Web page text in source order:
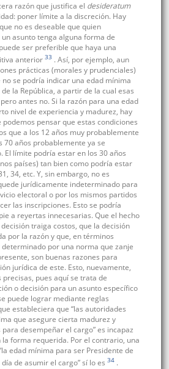
razón que justifica el desideratum
poner límite a la discreción. Hay
no es deseable que quien
asunto tenga alguna forma de
ser preferible que haya una
anterior 33 . Así, por ejemplo, aun
prácticas (morales y prudenciales)
se podría indicar una edad mínima
la República, a partir de la cual esas
antes no. Si la razón para una edad
nivel de experiencia y madurez, hay
pensar que estas condiciones
que a los 12 años muy probablemente
70 años probablemente ya se
El límite podría estar en los 30 años
países) tan bien como podría estar
34, etc. Y, sin embargo, no es
jurídicamente indeterminado para
electoral o por los mismos partidos
las inscripciones. Esto se podría
a reyertas innecesarias. Que el hecho
traiga costos, que la decisión
por la razón y que, en términos
por una norma que zanje
son buenas razones para
jurídica de este. Esto, nuevamente,
pues aquí se trata de
o decisión para un asunto específico
puede lograr mediante reglas
estableciera que “las autoridades
que asegure cierta madurez y
desempeñar el cargo” es incapaz
forma requerida. Por el contrario, una
edad mínima para ser Presidente de
de asumir el cargo” sí lo es 34 .